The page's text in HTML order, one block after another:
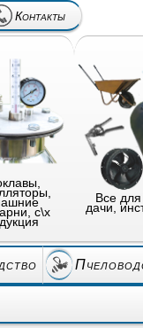
Контакты
с\х
Все
дачи,